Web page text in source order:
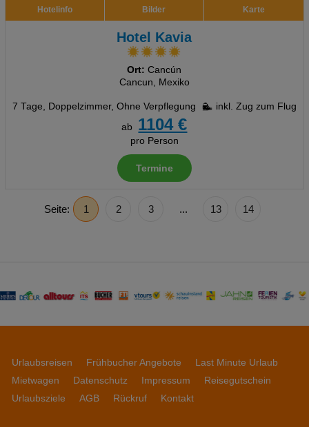
Hotelinfo Bilder Karte
Hotel Kavia
Ort: Cancún
Cancun, Mexiko
7 Tage, Doppelzimmer, Ohne Verpflegung
inkl. Zug zum Flug
ab
1104 €
pro Person
Termine
Seite: 1 2 3 ... 13 14
Urlaubsreisen Frühbucher Angebote
Last Minute Urlaub
Mietwagen
Datenschutz Impressum
Reisegutschein
Urlaubsziele
AGB Rückruf Kontakt